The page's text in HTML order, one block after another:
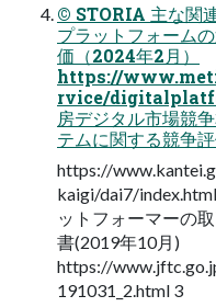
© STORIA 主な関
プラットフォーム
価（2024年2月）
https://
rvice/
房デジタル市場競
テムに関する競争
https://
kaigi/dai7/
ットフォーマーの
書(2019年10月)
https://
191031_2.html 3